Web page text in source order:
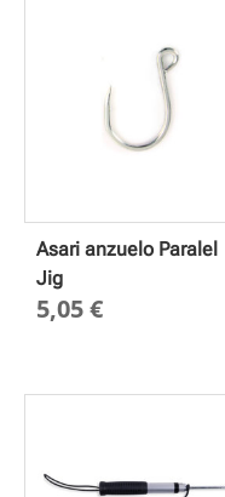
Asari anzuelo Paralel
Jig
5,05€